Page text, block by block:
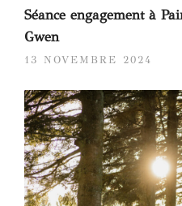
Séance engagement à
Gwen
13 NOVEMBRE 2024